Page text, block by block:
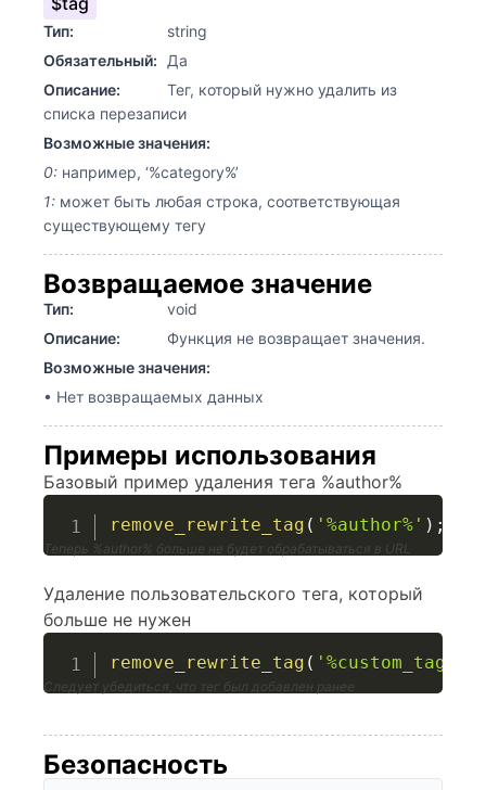
Тип:
string
Обязательный:
Да
Описание:
Тег, который нужно удалить из
списка перезаписи
Возможные значения:
0: например, ‘%category%’
1: может быть любая строка, соответствующая
существующему тегу
Возвращаемое значение
Тип:
void
Описание:
Функция не возвращает значения.
Возможные значения:
• Нет возвращаемых данных
Примеры использования
Базовый пример удаления тега %author%
remove_rewrite_tag ( '%author%' ) ;
Теперь %author% больше не будет обрабатываться в URL
Удаление пользовательского тега, который
больше не нужен
remove_rewrite_tag ( '%custom_tag%'
Следует убедиться, что тег был добавлен ранее
Безопасность